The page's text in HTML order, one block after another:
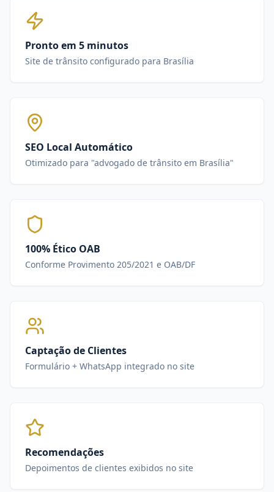
Pronto em 5 minutos
Site de trânsito configurado para Brasília
SEO Local Automático
Otimizado para "advogado de trânsito em Brasília"
100% Ético OAB
Conforme Provimento 205/2021 e OAB/DF
Captação de Clientes
Formulário + WhatsApp integrado no site
Recomendações
Depoimentos de clientes exibidos no site